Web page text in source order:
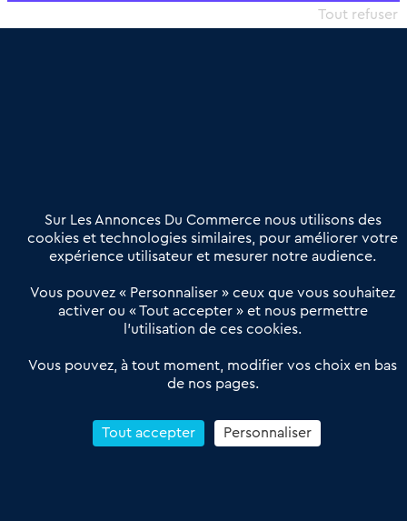
commercial et les collectivités territoriales, simple et intégrant
Offres Pro
Actualités
Qui sommes nous ?
Derniers articles
Réseau 3C : un partenaire national dédié aux transactions
Petitscommerces : Un partenariat au service du commerce de
proximité et des territoires
Reprendre un Restaurant Rapide
Sur Les Annonces Du Commerce nous utilisons des
cookies et technologies similaires, pour améliorer votre
expérience utilisateur et mesurer notre audience.
Vous pouvez « Personnaliser » ceux que vous souhaitez
activer ou « Tout accepter » et nous permettre
l’utilisation de ces cookies.
Vous pouvez, à tout moment, modifier vos choix en bas
de nos pages.
Tout accepter
Tout refuser
Personnaliser